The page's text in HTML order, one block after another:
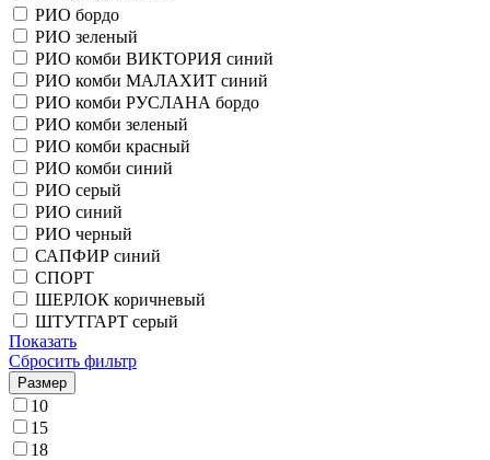
РИО бордо
РИО зеленый
РИО комби ВИКТОРИЯ синий
РИО комби МАЛАХИТ синий
РИО комби РУСЛАНА бордо
РИО комби зеленый
РИО комби красный
РИО комби синий
РИО серый
РИО синий
РИО черный
САПФИР синий
СПОРТ
ШЕРЛОК коричневый
ШТУТГАРТ серый
Показать
Сбросить фильтр
Размер
10
15
18